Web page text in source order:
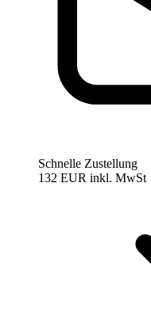
Schnelle Zustellung
132 EUR inkl. MwSt